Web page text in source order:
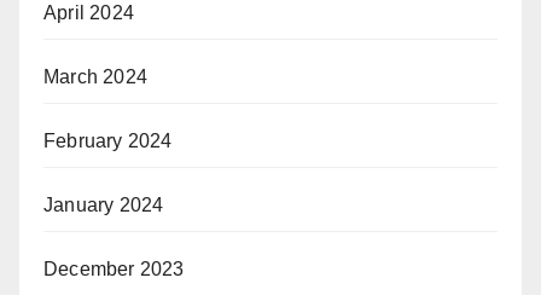
April 2024
March 2024
February 2024
January 2024
December 2023